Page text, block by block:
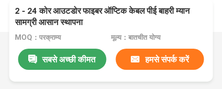
2 - 24 कोर आउटडोर फाइबर ऑप्टिक केबल पीई बाहरी म्यान
सामग्री आसान स्थापना
MOQ：परक्राम्य मूल्य：बातचीत योग्य
सबसे अच्छी कीमत हमसे संपर्क करें